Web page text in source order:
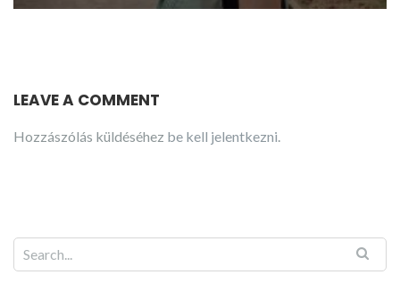
LEAVE A COMMENT
Hozzászólás küldéséhez be kell jelentkezni.